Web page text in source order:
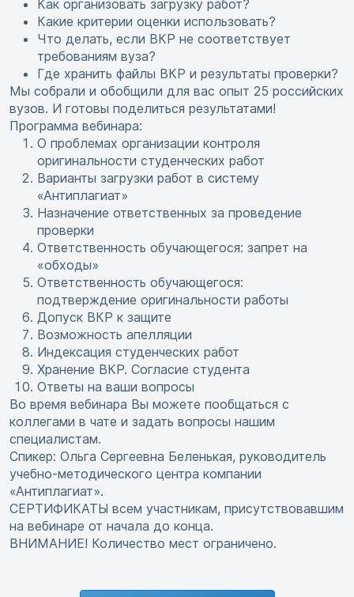
Как организовать загрузку работ?
Какие критерии оценки использовать?
Что делать, если ВКР не соответствует
требованиям вуза?
Где хранить файлы ВКР и результаты проверки?
Мы собрали и обобщили для вас опыт 25 российских
вузов. И готовы поделиться результатами!
Программа вебинара:
О проблемах организации контроля
оригинальности студенческих работ
Варианты загрузки работ в систему
«Антиплагиат»
Назначение ответственных за проведение
проверки
Ответственность обучающегося: запрет на
«обходы»
Ответственность обучающегося:
подтверждение оригинальности работы
Допуск ВКР к защите
Возможность апелляции
Индексация студенческих работ
Хранение ВКР. Согласие студента
Ответы на ваши вопросы
Во время вебинара Вы можете пообщаться с
коллегами в чате и задать вопросы нашим
специалистам.
Спикер: Ольга Сергеевна Беленькая, руководитель
учебно-методического центра компании
«Антиплагиат».
СЕРТИФИКАТЫ всем участникам, присутствовавшим
на вебинаре от начала до конца.
ВНИМАНИЕ! Количество мест ограничено.